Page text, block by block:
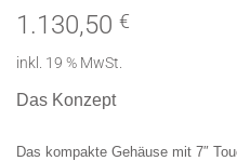
1.130,50 €
inkl. 19 % MwSt.
Das Konzept
Das kompakte Gehäuse mit 7″